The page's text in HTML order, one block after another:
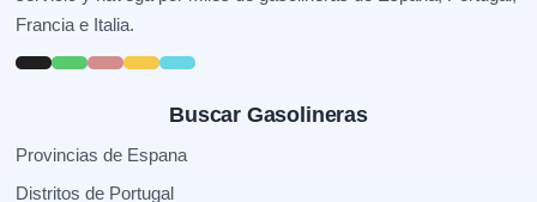
Francia e Italia.
Buscar Gasolineras
Provincias de Espana
Distritos de Portugal